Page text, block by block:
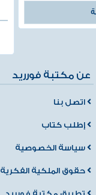
عن مكتبة فورريد
اتصل بنا
إطلب كتاب
سياسة الخصوصية
حقوق الملكية الفكرية